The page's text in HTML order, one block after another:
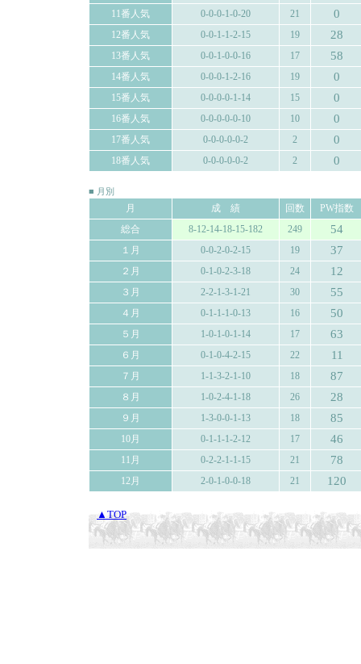
11番人気 0-0-0-1-0-20 21 0
12番人気 0-0-1-1-2-15 19 28
13番人気 0-0-1-0-0-16 17 58
14番人気 0-0-0-1-2-16 19 0
15番人気 0-0-0-0-1-14 15 0
16番人気 0-0-0-0-0-10 10 0
17番人気 0-0-0-0-0-2 2 0
18番人気 0-0-0-0-0-2 2 0
■ 月別
月 成 績 回数
PW指数
総合
8-12-14-18-15-182 249 54
１月 0-0-2-0-2-15 19 37
２月 0-1-0-2-3-18 24 12
３月 2-2-1-3-1-21 30 55
４月 0-1-1-1-0-13 16 50
５月 1-0-1-0-1-14 17 63
６月 0-1-0-4-2-15 22 11
７月 1-1-3-2-1-10 18 87
８月 1-0-2-4-1-18 26 28
９月 1-3-0-0-1-13 18 85
10月 0-1-1-1-2-12 17 46
11月 0-2-2-1-1-15 21 78
12月 2-0-1-0-0-18 21 120
▲TOP